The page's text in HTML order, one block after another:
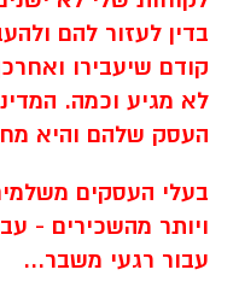
הכסף שנמצא
ולא שר השרים -
חודש המון כסף כדי
שירות...עכשיו הוא
את הכסף שלו, להפך
הממשלה מכה נוספת,
אווט!
הבילבול הוא הנורא